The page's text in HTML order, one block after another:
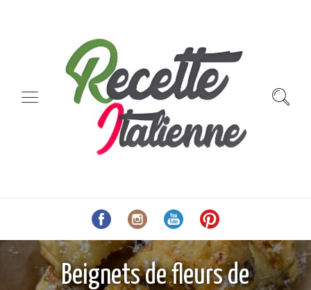
Beignets de fleurs de